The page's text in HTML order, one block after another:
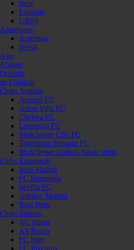
Italie
Espagne
URSS
Amériques
Argentine
Brésil
Asie
Afrique
Océanie
Football
Clubs Anglais
Arsenal FC
Aston Villa FC
Chelsea FC
Liverpool FC
Manchester City FC
Tottenham Hotspur FC
Manchester United classic shirts
Clubs Espagnols
Real Madrid
FC Barcelona
Sevilla FC
Atletico Madrid
Real Betis
Clubs Italiens
AC Milan
AS Roma
FC Inter
FC Juventus